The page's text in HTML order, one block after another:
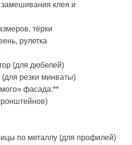
клея и
тёрки
рулетка
(для дюбелей)
резки минваты)
фасада:**
по металлу (для профилей)